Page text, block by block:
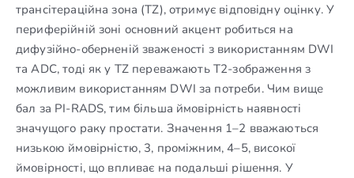
трансітераційна зона (TZ), отримує відповідну оцінку. У
периферійній зоні основний акцент робиться на
дифузійно-оберненій зваженості з використанням DWI
та ADC, тоді як у TZ переважають Т2-зображення з
можливим використанням DWI за потреби. Чим вище
бал за PI-RADS, тим більша ймовірність наявності
значущого раку простати. Значення 1–2 вважаються
низькою ймовірністю, 3, проміжним, 4–5, високої
ймовірності, що впливає на подальші рішення. У